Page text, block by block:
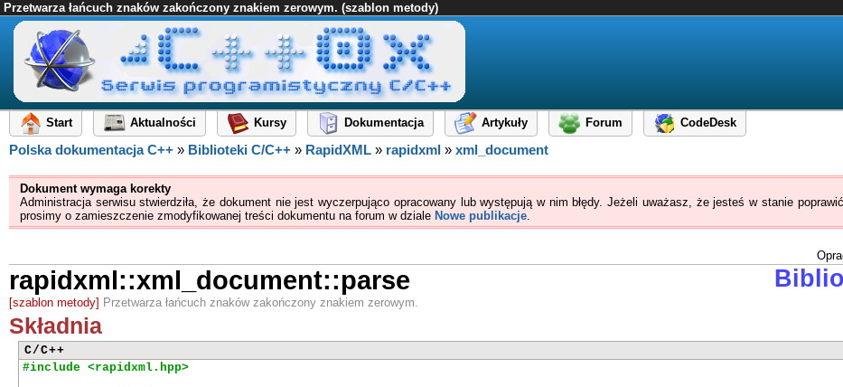
Przetwarza łańcuch znaków zakończony znakiem zerowym. (szablon metody)
Start Aktualności Kursy Dokumentacja Artykuły Forum
CodeDesk
Polska dokumentacja C++ » Biblioteki C/C++ » RapidXML » rapidxml » xml_document
Dokument wymaga korekty
Administracja serwisu stwierdziła, że dokument nie jest wyczerpująco opracowany lub występują w nim błędy. Jeżeli uważasz, że jesteś w stanie
prosimy o zamieszczenie zmodyfikowanej treści dokumentu na forum w dziale Nowe publikacje.
rapidxml::xml_document::parse
[szablon metody] Przetwarza łańcuch znaków zakończony znakiem zerowym.
Składnia
C/C++
#include <rapidxml.hpp>